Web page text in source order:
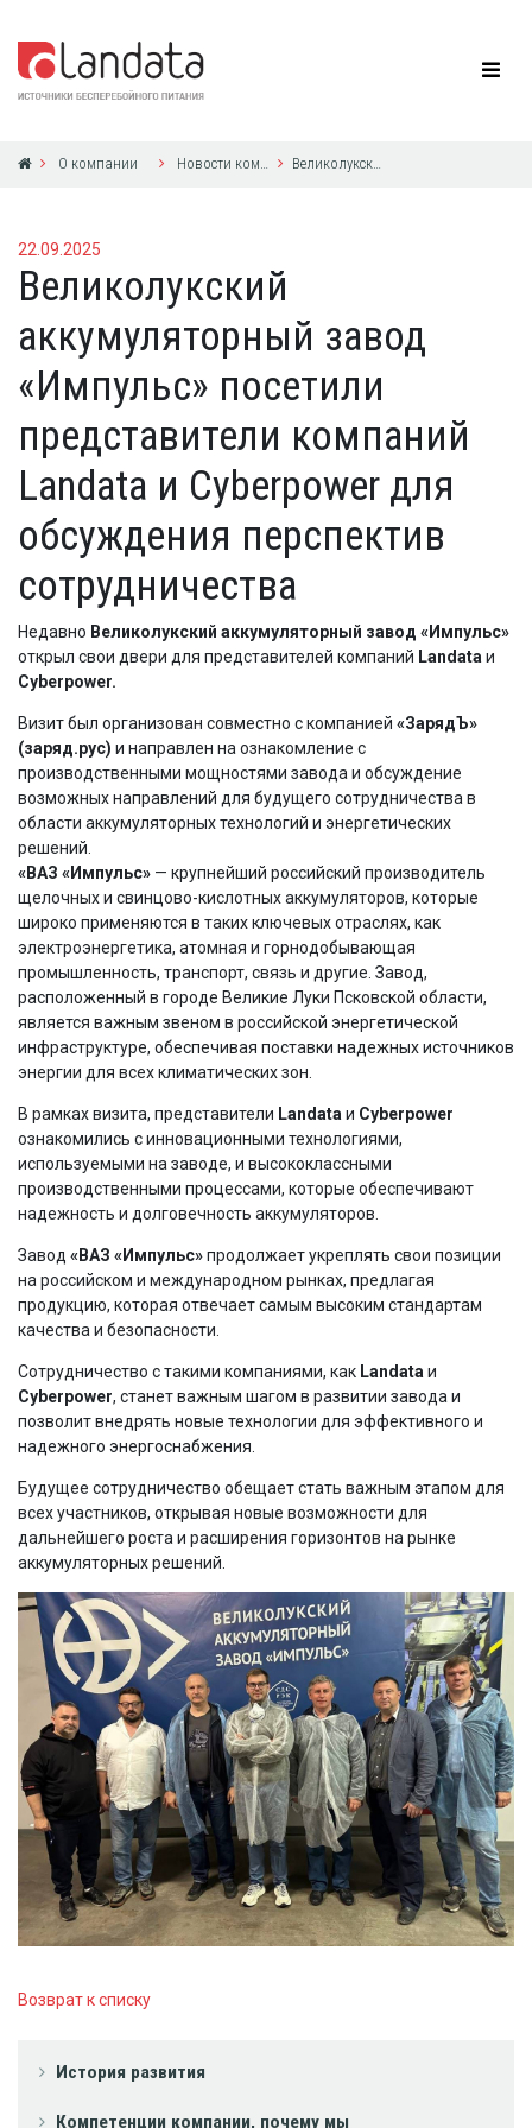
О компании Новости компании Великолукский аккумуляторный завод «Импульс» посетили представители компаний Landata и Cyberpower для обсуждения перспек...
История развития
Компетенции компании, почему мы
22.09.2025
Великолукский
аккумуляторный завод
«Импульс» посетили
представители компаний
Landata и Cyberpower для
обсуждения перспектив
сотрудничества
Недавно Великолукский аккумуляторный завод «Импульс»
открыл свои двери для представителей компаний Landata и
Cyberpower.
Визит был организован совместно с компанией «ЗарядЪ»
(заряд.рус) и направлен на ознакомление с
производственными мощностями завода и обсуждение
возможных направлений для будущего сотрудничества в
области аккумуляторных технологий и энергетических
решений.
«ВАЗ «Импульс» — крупнейший российский производитель
щелочных и свинцово-кислотных аккумуляторов, которые
широко применяются в таких ключевых отраслях, как
электроэнергетика, атомная и горнодобывающая
промышленность, транспорт, связь и другие. Завод,
расположенный в городе Великие Луки Псковской области,
является важным звеном в российской энергетической
инфраструктуре, обеспечивая поставки надежных источников
энергии для всех климатических зон.
В рамках визита, представители Landata и Cyberpower
ознакомились с инновационными технологиями,
используемыми на заводе, и высококлассными
производственными процессами, которые обеспечивают
надежность и долговечность аккумуляторов.
Завод «ВАЗ «Импульс»продолжает укреплять свои позиции
на российском и международном рынках, предлагая
продукцию, которая отвечает самым высоким стандартам
качества и безопасности.
Сотрудничество с такими компаниями, как Landata и
Cyberpower, станет важным шагом в развитии завода и
позволит внедрять новые технологии для эффективного и
надежного энергоснабжения.
Будущее сотрудничество обещает стать важным этапом для
всех участников, открывая новые возможности для
дальнейшего роста и расширения горизонтов на рынке
аккумуляторных решений.
Возврат к списку